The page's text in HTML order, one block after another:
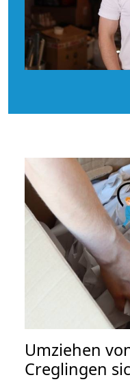
Umziehen
Creglingen